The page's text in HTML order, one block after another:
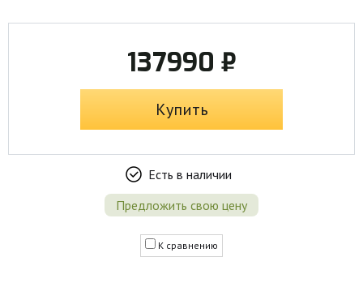
137990 ₽
Купить
Есть в наличии
Предложить свою цену
К сравнению